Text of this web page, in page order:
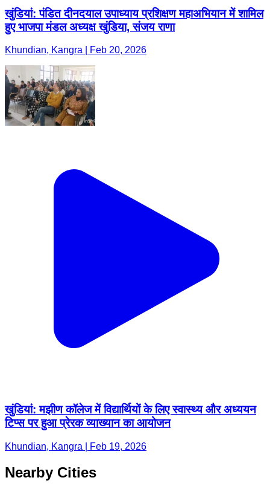
खुंडियां: पंडित दीनदयाल उपाध्याय प्रशिक्षण महाअभियान में शामिल
हुए भाजपा मंडल अध्यक्ष खुंडिया, संजय राणा
Khundian, Kangra | Feb 20, 2026
खुंडियां: मझीण कॉलेज में विद्यार्थियों के लिए स्वास्थ्य और अध्ययन
टिप्स पर हुआ प्रेरक व्याख्यान का आयोजन
Khundian, Kangra | Feb 19, 2026
Nearby Cities